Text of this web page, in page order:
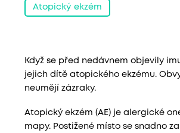
Atopický ekzém
Když se před nedávnem objevily
jejich dítě atopického ekzému.
neumějí zázraky.
Atopický ekzém (AE) je alergické
mapy. Postižené místo se snadno